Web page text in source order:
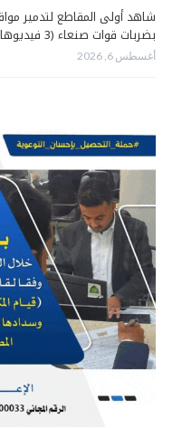
شاهد أولى المقاطع لتدمير
بضربات قوات صنعاء (3 فيديوهات)
أغسطس 6, 2026